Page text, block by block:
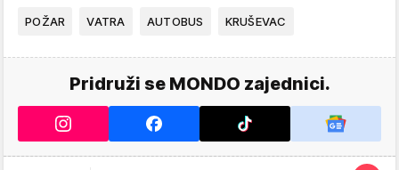
POŽAR VATRA AUTOBUS KRUŠEVAC
Pridruži se MONDO zajednici.